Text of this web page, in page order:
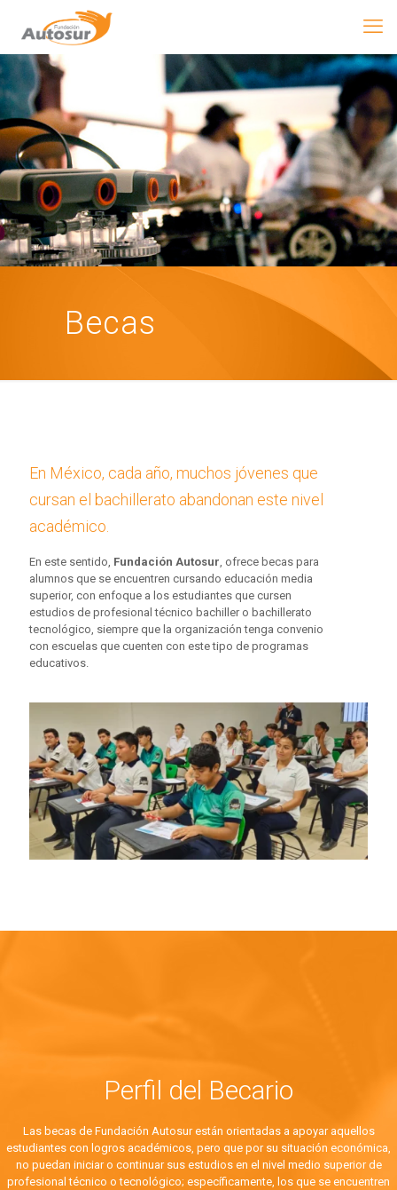
Becas
En México, cada año, muchos jóvenes que
cursan el bachillerato abandonan este nivel
académico.
En este sentido, Fundación Autosur, ofrece becas para
alumnos que se encuentren cursando educación media
superior, con enfoque a los estudiantes que cursen
estudios de profesional técnico bachiller o bachillerato
tecnológico, siempre que la organización tenga convenio
con escuelas que cuenten con este tipo de programas
educativos.
Perfil del Becario
Las becas de Fundación Autosur están orientadas a apoyar aquellos
estudiantes con logros académicos, pero que por su situación económica,
no puedan iniciar o continuar sus estudios en el nivel medio superior de
profesional técnico o tecnológico; específicamente, los que se encuentren